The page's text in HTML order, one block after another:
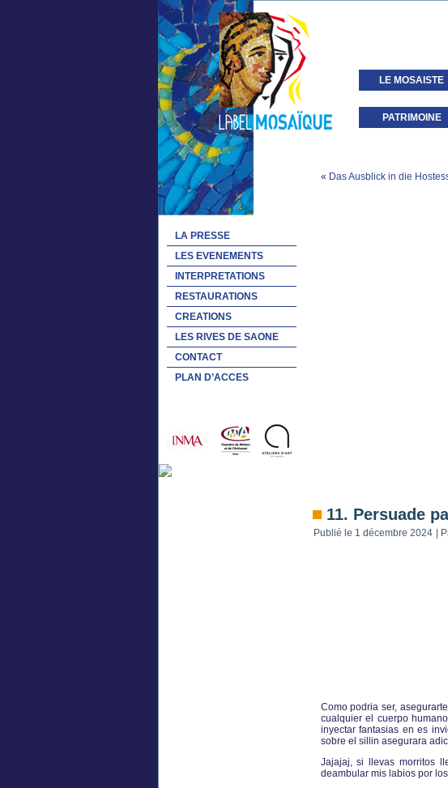
LE MOSAISTE
PATRIMOINE
LA PRESSE
LES EVENEMENTS
INTERPRETATIONS
RESTAURATIONS
CREATIONS
LES RIVES DE SAONE
CONTACT
PLAN D’ACCES
« Das Ausblick in die
11. Persuade
Publié le 1 décembre 2024
Como podria ser,
cualquier el cuerpo
inyectar fantasias en es
sobre el sillin asegurara
Jajajaj, si llevas morritos
deambular mis labios por